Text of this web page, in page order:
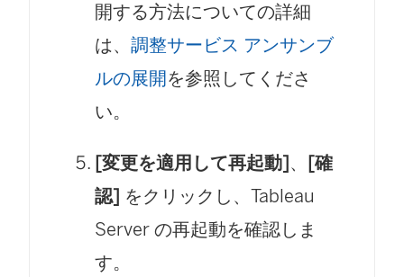
開する方法についての詳細
は、 調整サービス アンサンブ
ルの展開 を参照してくださ
い。
[変更を適用して再起動] 、
[確
認] をクリックし、Tableau
Server の再起動を確認しま
す。